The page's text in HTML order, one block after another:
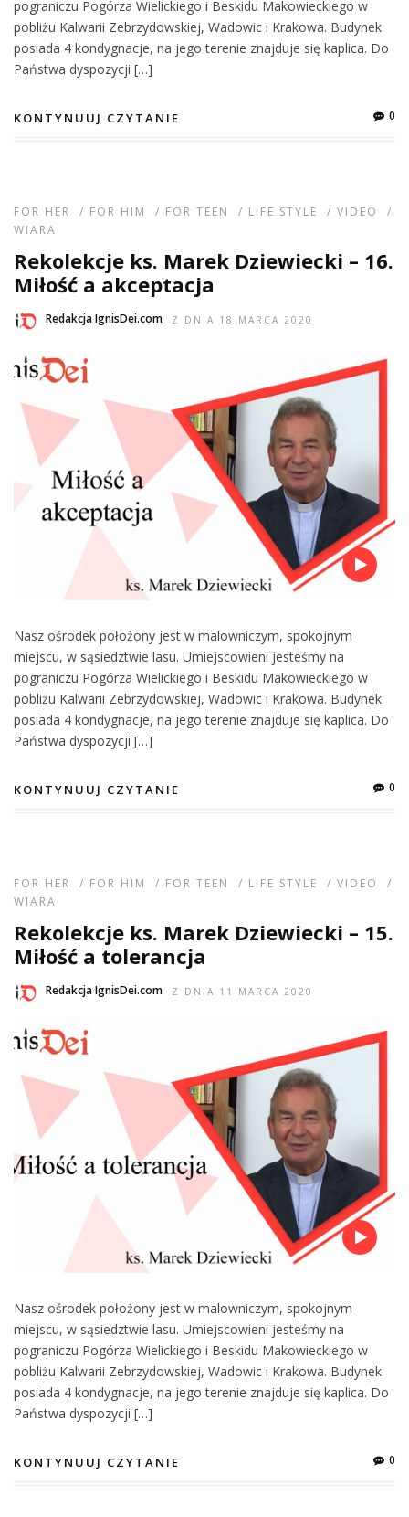
pograniczu Pogórza Wielickiego i Beskidu Makowieckiego w
pobliżu Kalwarii Zebrzydowskiej, Wadowic i Krakowa. Budynek
posiada 4 kondygnacje, na jego terenie znajduje się kaplica. Do
Państwa dyspozycji […]
KONTYNUUJ CZYTANIE 0
FOR HER / FOR HIM / FOR TEEN / LIFE STYLE / VIDEO
/
WIARA
Rekolekcje ks. Marek Dziewiecki – 16.
Miłość a akceptacja
Redakcja IgnisDei.com Z DNIA 18 MARCA 2020
Nasz ośrodek położony jest w malowniczym, spokojnym
miejscu, w sąsiedztwie lasu. Umiejscowieni jesteśmy na
pograniczu Pogórza Wielickiego i Beskidu Makowieckiego w
pobliżu Kalwarii Zebrzydowskiej, Wadowic i Krakowa. Budynek
posiada 4 kondygnacje, na jego terenie znajduje się kaplica. Do
Państwa dyspozycji […]
KONTYNUUJ CZYTANIE 0
FOR HER / FOR HIM / FOR TEEN / LIFE STYLE / VIDEO
/
WIARA
Rekolekcje ks. Marek Dziewiecki – 15.
Miłość a tolerancja
Redakcja IgnisDei.com Z DNIA 11 MARCA 2020
Nasz ośrodek położony jest w malowniczym, spokojnym
miejscu, w sąsiedztwie lasu. Umiejscowieni jesteśmy na
pograniczu Pogórza Wielickiego i Beskidu Makowieckiego w
pobliżu Kalwarii Zebrzydowskiej, Wadowic i Krakowa. Budynek
posiada 4 kondygnacje, na jego terenie znajduje się kaplica. Do
Państwa dyspozycji […]
KONTYNUUJ CZYTANIE 0